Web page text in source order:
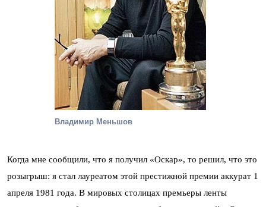
Владимир Меньшов
Когда мне сообщили, что я получил «Оскар», то решил, что это
розыгрыш: я стал лауреатом этой престижной премии аккурат 1
апреля 1981 года. В мировых столицах премьеры ленты